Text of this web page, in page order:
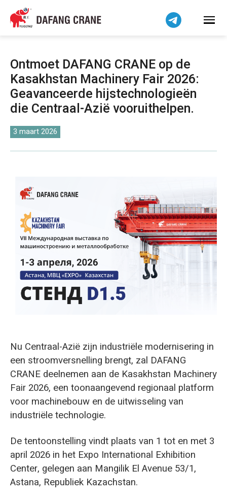
Ontmoet DAFANG CRANE op de
Kasakhstan Machinery Fair 2026:
Geavanceerde hijstechnologieën
die Centraal-Azië vooruithelpen.
3 maart 2026
Nu Centraal-Azië zijn industriële modernisering in
een stroomversnelling brengt, zal DAFANG
CRANE deelnemen aan de Kasakhstan Machinery
Fair 2026, een toonaangevend regionaal platform
voor machinebouw en de uitwisseling van
industriële technologie.
De tentoonstelling vindt plaats van 1 tot en met 3
april 2026 in het Expo International Exhibition
Center, gelegen aan Mangilik El Avenue 53/1,
Astana, Republiek Kazachstan.
Bahasa Indonesia
Bahasa Melayu
বাংলা
فارسی
Pilipino
Українська
Čeština
Kiswahili
Dansk
Norsk
O‘zbekcha